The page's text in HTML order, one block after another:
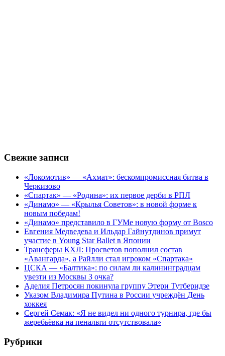
Свежие записи
«Локомотив» — «Ахмат»: бескомпромиссная битва в
Черкизово
«Спартак» — «Родина»: их первое дерби в РПЛ
«Динамо» — «Крылья Советов»: в новой форме к
новым победам!
«Динамо» представило в ГУМе новую форму от Bosco
Евгения Медведева и Ильдар Гайнутдинов примут
участие в Young Star Ballet в Японии
Трансферы КХЛ: Просветов пополнил состав
«Авангарда», а Райлли стал игроком «Спартака»
ЦСКА — «Балтика»: по силам ли калининградцам
увезти из Москвы 3 очка?
Аделия Петросян покинула группу Этери Тутберидзе
Указом Владимира Путина в России учреждён День
хоккея
Сергей Семак: «Я не видел ни одного турнира, где бы
жеребьёвка на пенальти отсутствовала»
Рубрики